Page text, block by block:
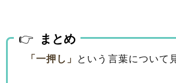
まとめ
「一押し」 という言葉について